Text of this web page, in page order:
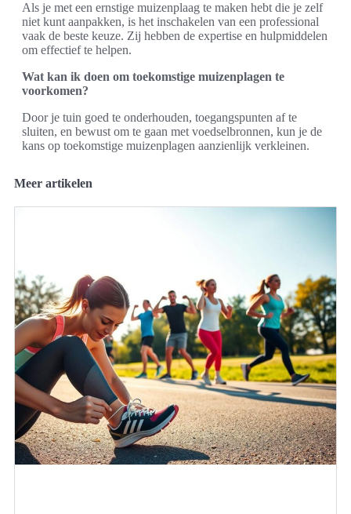
Als je met een ernstige muizenplaag te maken hebt die je zelf
niet kunt aanpakken, is het inschakelen van een professional
vaak de beste keuze. Zij hebben de expertise en hulpmiddelen
om effectief te helpen.
Wat kan ik doen om toekomstige muizenplagen te
voorkomen?
Door je tuin goed te onderhouden, toegangspunten af te
sluiten, en bewust om te gaan met voedselbronnen, kun je de
kans op toekomstige muizenplagen aanzienlijk verkleinen.
Meer artikelen